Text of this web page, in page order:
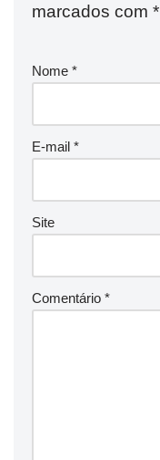
marcados com *
Nome *
E-mail *
Site
Comentário *